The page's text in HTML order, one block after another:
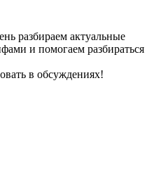
разбираем актуальные
и помогаем разбираться
в обсуждениях!